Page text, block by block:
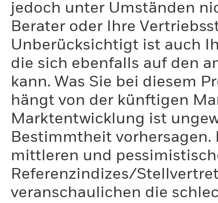
jedoch unter Umständen
Berater oder Ihre
Unberücksichtigt ist auch
die sich ebenfalls auf den
kann. Was Sie bei diesem
hängt von der künftigen
Marktentwicklung ist
Bestimmtheit
mittleren und
Referenzindizes/
veranschaulichen die